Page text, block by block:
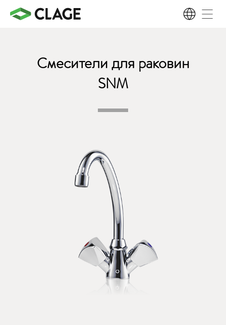
RU
Смесители для раковин
SNM